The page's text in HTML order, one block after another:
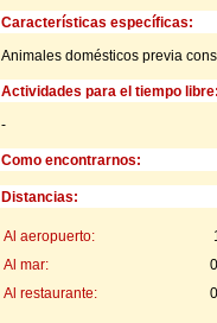
Características específicas:
Animales domésticos previa
Actividades para el tiempo libre:
-
Como encontrarnos:
Distancias:
Al aeropuerto:
Al mar:
Al restaurante: